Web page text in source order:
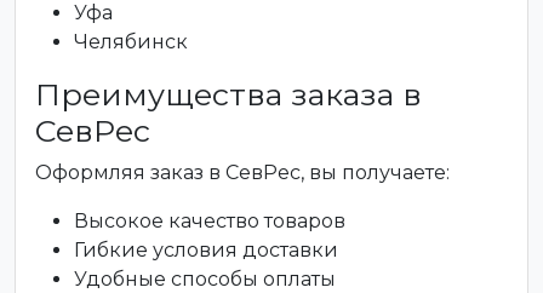
Уфа
Челябинск
Преимущества заказа в
СевРес
Оформляя заказ в СевРес, вы получаете:
Высокое качество товаров
Гибкие условия доставки
Удобные способы оплаты